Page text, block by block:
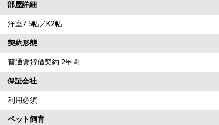
部屋詳細
洋室7.5帖／K2帖
契約形態
普通賃貸借契約 2年間
保証会社
利用必須
ペット飼育